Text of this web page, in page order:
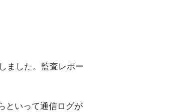
ました。監査レポー
といって通信ログが